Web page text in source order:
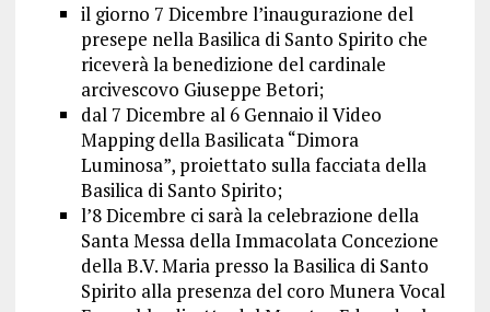
il giorno 7 Dicembre l’inaugurazione del
presepe nella Basilica di Santo Spirito che
riceverà la benedizione del cardinale
arcivescovo Giuseppe Betori;
dal 7 Dicembre al 6 Gennaio il Video
Mapping della Basilicata “Dimora
Luminosa”, proiettato sulla facciata della
Basilica di Santo Spirito;
l’8 Dicembre ci sarà la celebrazione della
Santa Messa della Immacolata Concezione
della B.V. Maria presso la Basilica di Santo
Spirito alla presenza del coro Munera Vocal